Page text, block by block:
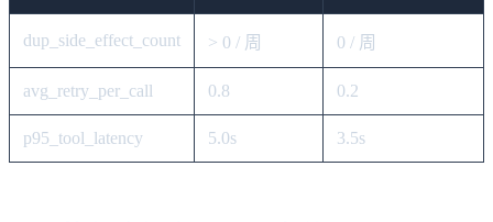
dup_side_effect_count > 0 / 周 0 / 周
avg_retry_per_call 0.8 0.2
p95_tool_latency 5.0s 3.5s